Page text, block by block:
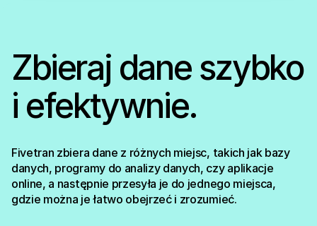
Zbieraj dane szybko
i efektywnie.
Fivetran zbiera dane z różnych miejsc, takich jak bazy
danych, programy do analizy danych, czy aplikacje
online, a następnie przesyła je do jednego miejsca,
gdzie można je łatwo obejrzeć i zrozumieć.